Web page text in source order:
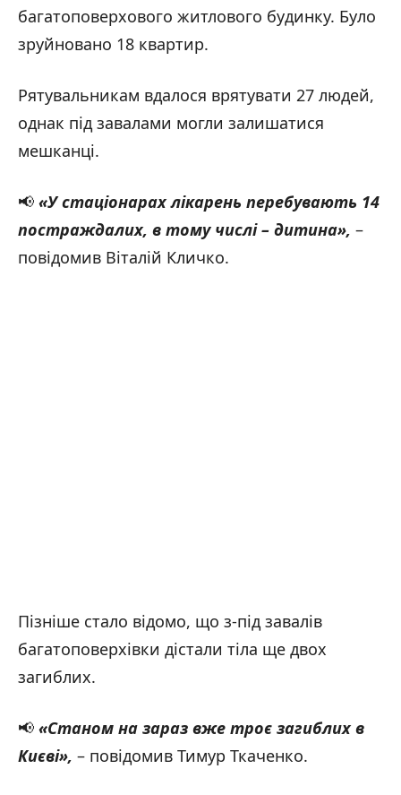
багатоповерхового житлового будинку. Було
зруйновано 18 квартир.
Рятувальникам вдалося врятувати 27 людей,
однак під завалами могли залишатися
мешканці.
📢 «У стаціонарах лікарень перебувають 14
постраждалих, в тому числі – дитина», –
повідомив Віталій Кличко.
Пізніше стало відомо, що з-під завалів
багатоповерхівки дістали тіла ще двох
загиблих.
📢 «Станом на зараз вже троє загиблих в
Києві», – повідомив Тимур Ткаченко.